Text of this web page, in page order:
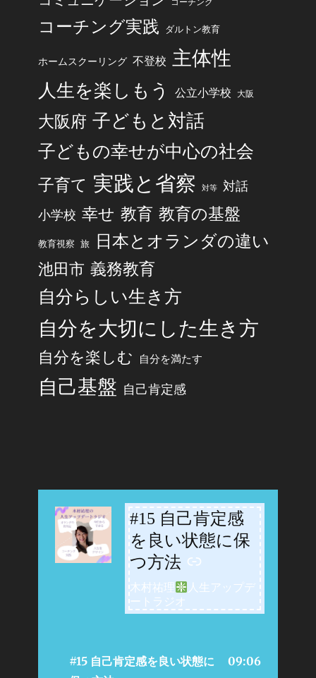
コーチング実践 ダルトン教育
ホームスクーリング 不登校 主体性
人生を楽しもう 公立小学校 大阪
大阪府 子どもと対話
子どもの幸せが中心の社会
子育て 実践と省察 対等 対話
小学校 幸せ 教育 教育の基盤
教育視察 旅 日本とオランダの違い
池田市 義務教育
自分らしい生き方
自分を大切にした生き方
自分を楽しむ 自分を満たす
自己基盤 自己肯定感
#15 自己肯定感
を良い状態に保
つ方法
-
木村祐理
人生アップデ
ートラジオ
#15 自己肯定感を良い状態に
09:06